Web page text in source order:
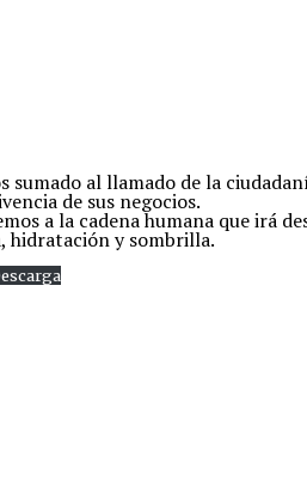
sumado al llamado de la
de sus negocios.
a la cadena humana que irá
hidratación y sombrilla.